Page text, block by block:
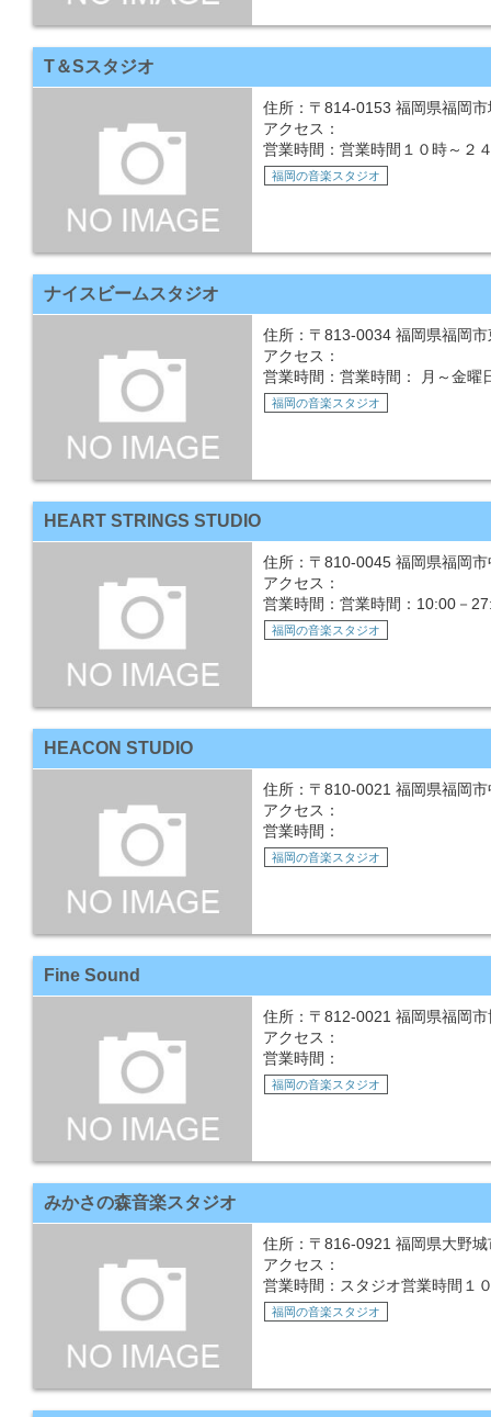
T＆Sスタジオ
住所：〒814-0153 福岡県福岡
アクセス：
営業時間：営業時間１０時～２
福岡の音楽スタジオ
ナイスビームスタジオ
住所：〒813-0034 福岡県福岡
アクセス：
営業時間：営業時間： 月～金
福岡の音楽スタジオ
HEART STRINGS STUDIO
住所：〒810-0045 福岡県福岡
アクセス：
営業時間：営業時間：10:00－
福岡の音楽スタジオ
HEACON STUDIO
住所：〒810-0021 福岡県福岡
アクセス：
営業時間：
福岡の音楽スタジオ
Fine Sound
住所：〒812-0021 福岡県福岡
アクセス：
営業時間：
福岡の音楽スタジオ
みかさの森音楽スタジオ
住所：〒816-0921 福岡県大野
アクセス：
営業時間：スタジオ営業時間１
福岡の音楽スタジオ